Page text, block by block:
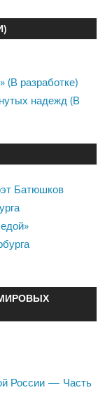
разработке)
надежд (В
Батюшков
России — Часть